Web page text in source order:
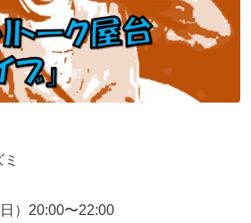
）20:00〜22:00